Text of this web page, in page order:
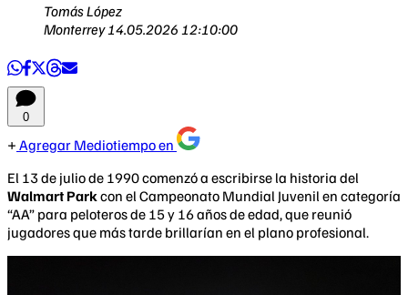
Tomás López
Monterrey14.05.2026 12:10:00
0
Agregar Mediotiempo en
El 13 de julio de 1990 comenzó a escribirse la historia del
Walmart Park con el Campeonato Mundial Juvenil en categoría
“AA” para peloteros de 15 y 16 años de edad, que reunió
jugadores que más tarde brillarían en el plano profesional.